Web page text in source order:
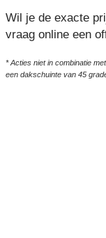
Wil je de exacte
vraag online een
* Acties niet in combinatie
een dakschuinte van 45